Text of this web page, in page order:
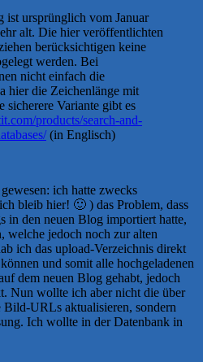
ist ursprünglich vom Januar
alt. Die hier veröffentlichten
berücksichtigen keine
werden. Bei
nicht einfach die
hier die Zeichenlänge mit
sicherere Variante gibt es
products/search-and-
(in Englisch)
ich hatte zwecks
bleib hier! 🙂 ) das Problem, dass
in den neuen Blog importiert hatte,
welche jedoch noch zur alten
ich das upload-Verzeichnis direkt
und somit alle hochgeladenen
dem neuen Blog gehabt, jedoch
Nun wollte ich aber nicht die über
URLs aktualisieren, sondern
Ich wollte in der Datenbank in